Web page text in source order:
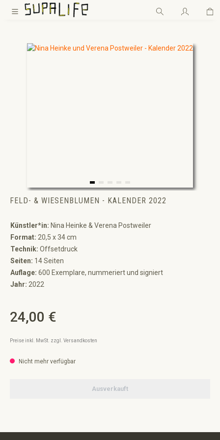
Zum Hauptinhalt springen
FELD- & WIESENBLUMEN - KALENDER 2022
Künstler*in: Nina Heinke & Verena Postweiler
Format: 20,5 x 34 cm
Technik: Offsetdruck
Seiten: 14 Seiten
Auflage: 600 Exemplare, nummeriert und signiert
Jahr: 2022
Regulärer Preis:
24,00 €
Preise inkl. MwSt. zzgl. Versandkosten
Nicht mehr verfügbar
Ausverkauft